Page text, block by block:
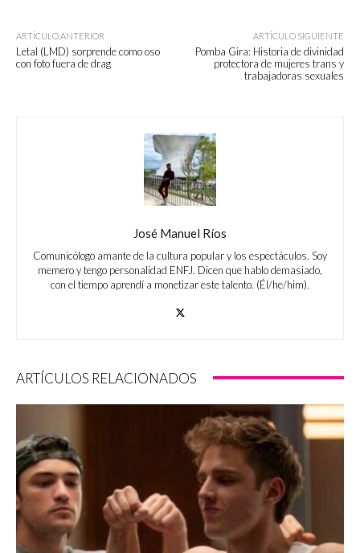
ARTÍCULO ANTERIOR
Letal (LMD) sorprende como oso
con foto fuera de drag
ARTÍCULO SIGUIENTE
Pomba Gira: Historia de divinidad
protectora de mujeres trans y
trabajadoras sexuales
José Manuel Ríos
Comunicólogo amante de la cultura popular y los espectáculos. Soy
memero y tengo personalidad ENFJ. Dicen que hablo demasiado,
con el tiempo aprendí a monetizar este talento. (Él/he/him).
ARTÍCULOS RELACIONADOS